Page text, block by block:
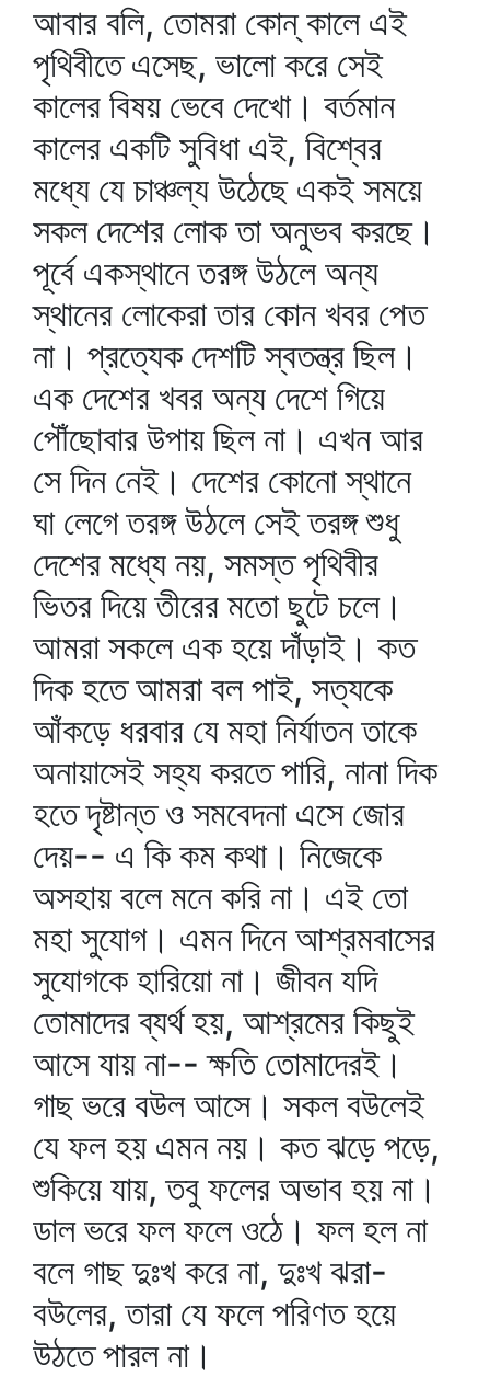
আবার বলি, তোমরা কোন্‌ কালে এই
পৃথিবীতে এসেছ, ভালো করে সেই
কালের বিষয় ভেবে দেখো। বর্তমান
কালের একটি সুবিধা এই, বিশ্বের
মধ্যে যে চাঞ্চল্য উঠেছে একই সময়ে
সকল দেশের লোক তা অনুভব করছে।
পূর্বে একস্থানে তরঙ্গ উঠলে অন্য
স্থানের লোকেরা তার কোন খবর পেত
না। প্রত্যেক দেশটি স্বতন্ত্র ছিল।
এক দেশের খবর অন্য দেশে গিয়ে
পৌঁছোবার উপায় ছিল না। এখন আর
সে দিন নেই। দেশের কোনো স্থানে
ঘা লেগে তরঙ্গ উঠলে সেই তরঙ্গ শুধু
দেশের মধ্যে নয়, সমস্ত পৃথিবীর
ভিতর দিয়ে তীরের মতো ছুটে চলে।
আমরা সকলে এক হয়ে দাঁড়াই। কত
দিক হতে আমরা বল পাই, সত্যকে
আঁকড়ে ধরবার যে মহা নির্যাতন তাকে
অনায়াসেই সহ্য করতে পারি, নানা দিক
হতে দৃষ্টান্ত ও সমবেদনা এসে জোর
দেয়-- এ কি কম কথা। নিজেকে
অসহায় বলে মনে করি না। এই তো
মহা সুযোগ। এমন দিনে আশ্রমবাসের
সুযোগকে হারিয়ো না। জীবন যদি
তোমাদের ব্যর্থ হয়, আশ্রমের কিছুই
আসে যায় না-- ক্ষতি তোমাদেরই।
গাছ ভরে বউল আসে। সকল বউলেই
যে ফল হয় এমন নয়। কত ঝড়ে পড়ে,
শুকিয়ে যায়, তবু ফলের অভাব হয় না।
ডাল ভরে ফল ফলে ওঠে। ফল হল না
বলে গাছ দুঃখ করে না, দুঃখ ঝরা-
বউলের, তারা যে ফলে পরিণত হয়ে
উঠতে পারল না।